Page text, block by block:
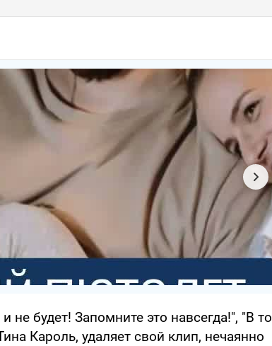
будет! Запомните это навсегда!", "В то
Кароль, удаляет свой клип, нечаянно